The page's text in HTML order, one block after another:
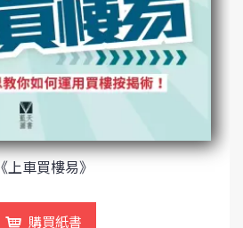
《上車買樓易》
購買紙書